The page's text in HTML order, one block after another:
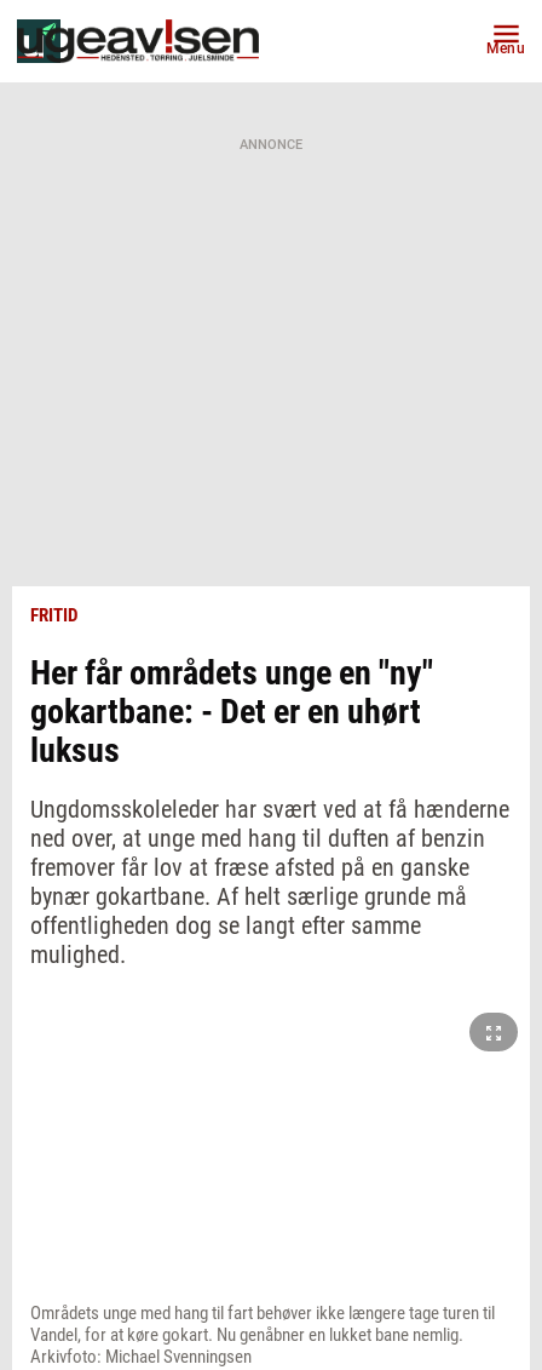
Menu
ANNONCE
FRITID
Her får områdets unge en "ny"
gokartbane: - Det er en uhørt
luksus
Ungdomsskoleleder har svært ved at få hænderne
ned over, at unge med hang til duften af benzin
fremover får lov at fræse afsted på en ganske
bynær gokartbane. Af helt særlige grunde må
offentligheden dog se langt efter samme
mulighed.
Områdets unge med hang til fart behøver ikke længere tage turen til
Vandel, for at køre gokart. Nu genåbner en lukket bane nemlig.
Arkivfoto: Michael Svenningsen